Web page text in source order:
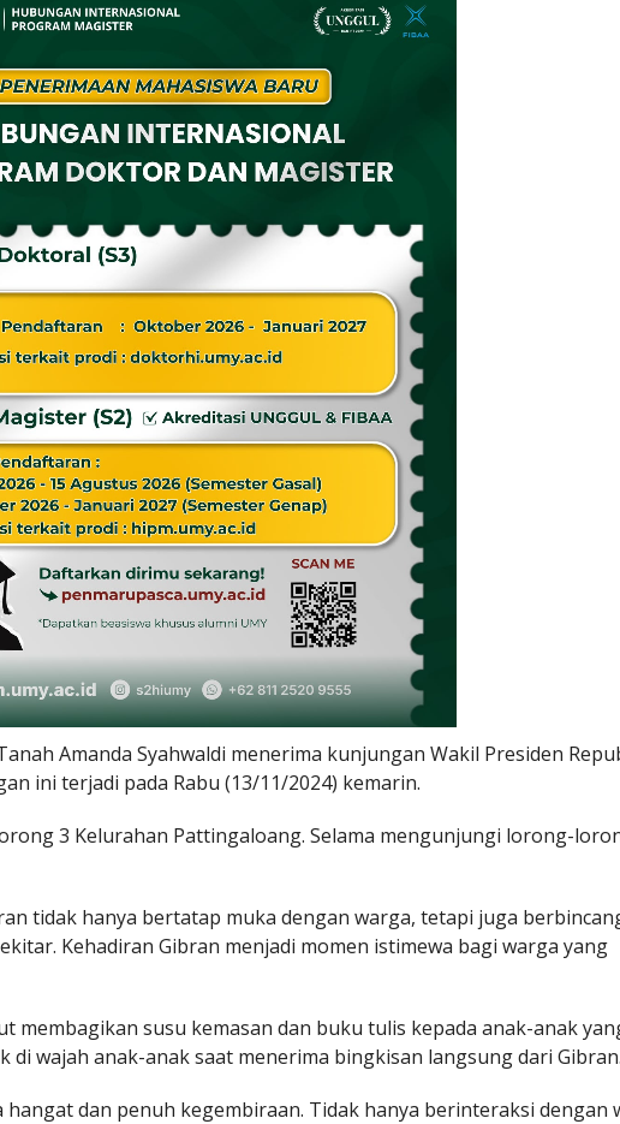
Amanda Syahwaldi menerima kunjungan Wakil Presiden
ini terjadi pada Rabu (13/11/2024) kemarin.
3 Kelurahan Pattingaloang. Selama mengunjungi lorong-
tidak hanya bertatap muka dengan warga, tetapi juga
Kehadiran Gibran menjadi momen istimewa bagi warga yang
susu kemasan dan buku tulis kepada anak-anak
di wajah anak-anak saat menerima bingkisan langsung dari Gibran.
dan penuh kegembiraan. Tidak hanya berinteraksi dengan